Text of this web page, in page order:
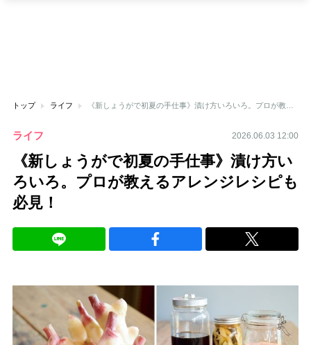
トップ ライフ
ライフ 2026.06.03 12:00
《新しょうがで初夏の手仕事》漬け方い
ろいろ。プロが教えるアレンジレシピも
必見！